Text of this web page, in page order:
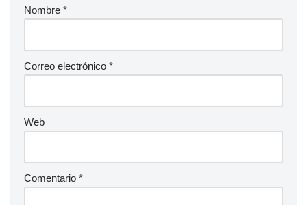
Nombre *
Correo electrónico *
Web
Comentario *